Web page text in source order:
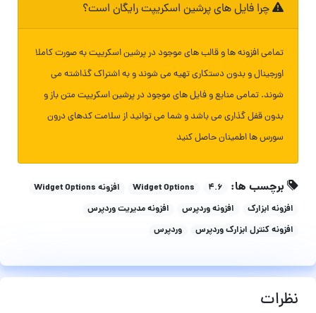
چرا فایل های پرشین اسکریپت رایگان است؟
تمامی افزونه ها و قالب های موجود در پرشین اسکریپت به صورت کاملا
اورجینال و بدون دستکاری تهیه می شوند و به اشتراک گذاشته می
شوند. تمامی منابع و فایل های موجود در پرشین اسکریپت متن باز و
بدون قفل گذاری می باشد و شما می توانید از سلامت کدهای درون
سورس ها اطمینان حاصل کنید
برچسب ها: ۴.۶ Widget Options
افزونه Widget Options
افزونه ابزارک
افزونه وردپرس
افزونه مدیریت وردپرس
افزونه کنترل ابزارک وردپرس
وردپرس
نظرات